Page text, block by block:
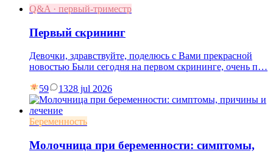
Q&A · первый-триместр
Первый скрининг
Девочки, здравствуйте, поделюсь с Вами прекрасной
новостью Были сегодня на первом скрининге, очень п…
59 1328 jul 2026
Беременность
Молочница при беременности: симптомы,